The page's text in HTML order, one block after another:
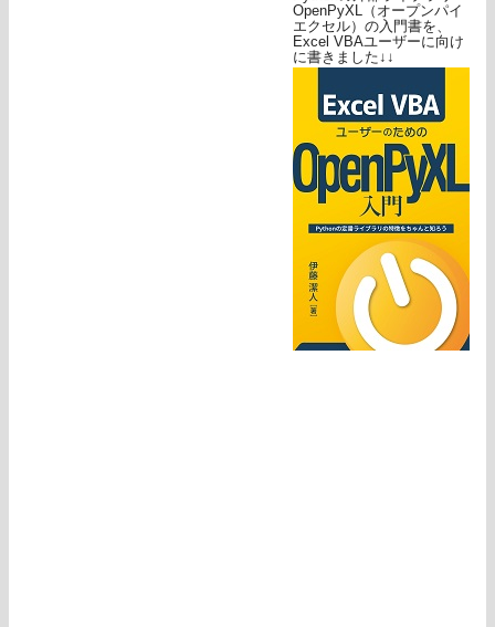
OpenPyXL（オープンパイ
エクセル）の入門書を、
Excel VBAユーザーに向け
に書きました↓↓